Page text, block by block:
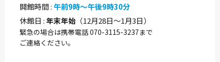
開館時間 午前9時～午後9時30分
休館日 年末年始 （12月28日～1月3日）
緊急の場合は携帯電話 070-3115-3237まで
ご連絡ください。